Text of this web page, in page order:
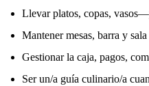
Llevar platos, copas,
Mantener mesas, barra y
Gestionar la caja, pagos,
Ser un/a guía culinario/a